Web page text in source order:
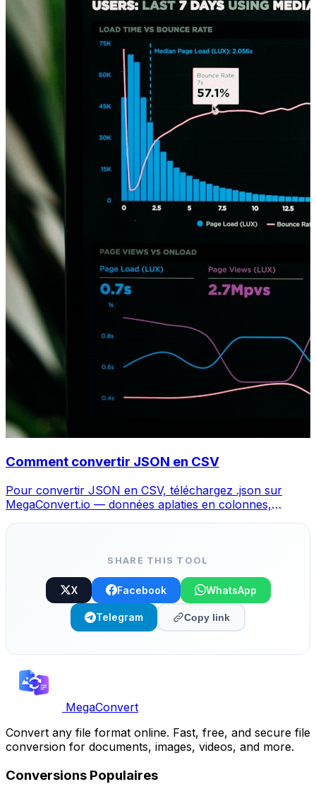
Comment convertir JSON en CSV
Pour convertir JSON en CSV, téléchargez .json sur
MegaConvert.io — données aplaties en colonnes,
SHARE THIS TOOL
X Facebook WhatsApp
Telegram Copy link
MegaConvert
Convert any file format online. Fast, free, and secure file
conversion for documents, images, videos, and more.
Conversions Populaires